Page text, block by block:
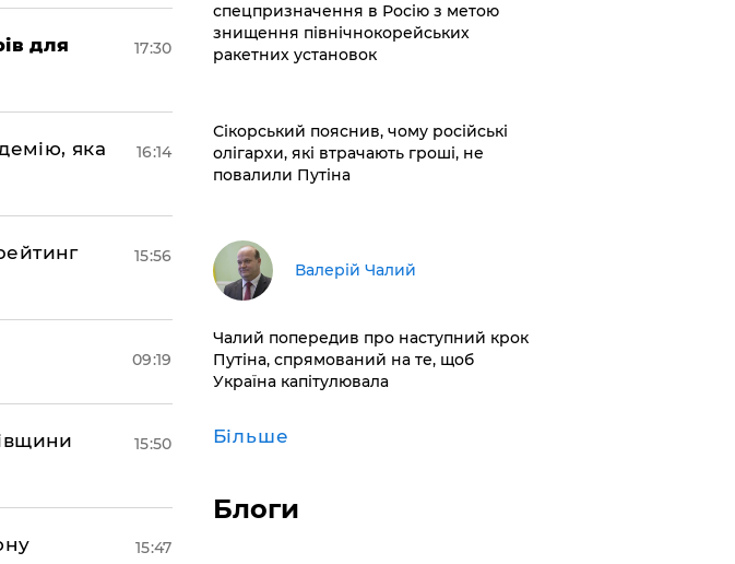
для
17:30
яка
16:14
15:56
09:19
15:50
15:47
спецпризначення в Росію з метою
знищення північнокорейських
ракетних установок
​Сікорський пояснив, чому російські
олігархи, які втрачають гроші, не
повалили Путіна
Валерій Чалий
​Чалий попередив про наступний крок
Путіна, спрямований на те, щоб
Україна капітулювала
Більше
Блоги